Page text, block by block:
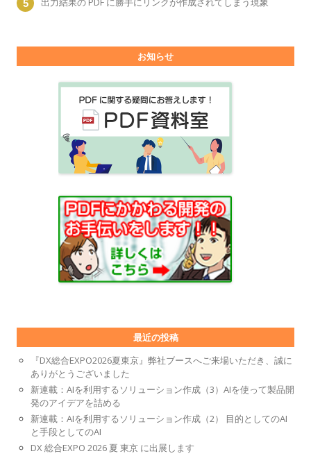
お知らせ
最近の投稿
『DX総合EXPO2026夏東京』弊社ブースへご来場いただき、誠に
ありがとうございました
新連載：AIを利用するソリューション作成（3）AIを使って製品開
発のアイデアを詰める
新連載：AIを利用するソリューション作成（2） 目的としてのAI
と手段としてのAI
DX 総合EXPO 2026 夏 東京 に出展します